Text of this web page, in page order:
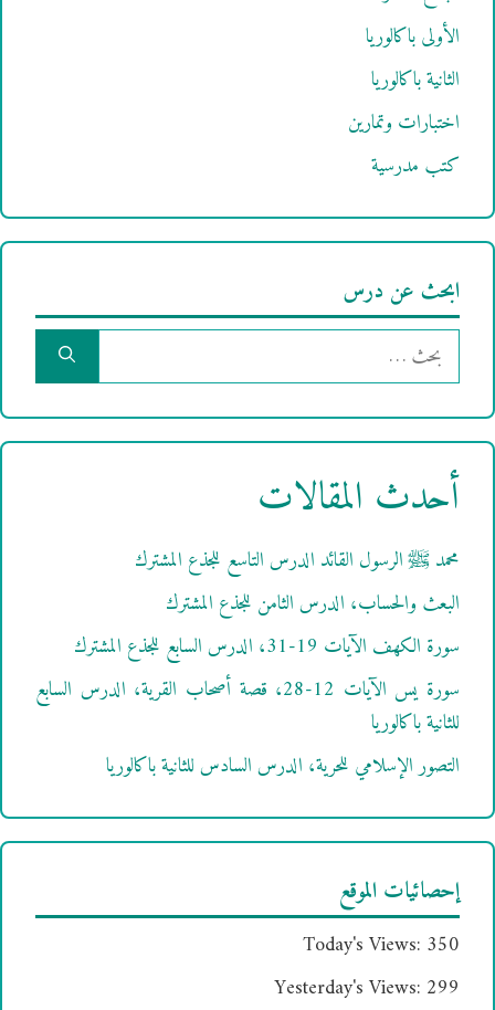
الأولى باكالوريا
الثانية باكالوريا
اختبارات وتمارين
كتب مدرسية
ابحث عن درس
البحث
عن:
أحدث المقالات
محمد ﷺ الرسول القائد الدرس التاسع للجذع المشترك
البعث والحساب، الدرس الثامن للجذع المشترك
سورة الكهف الآيات 19-31، الدرس السابع للجذع المشترك
سورة يس الآيات 12-28، قصة أصحاب القرية، الدرس السابع
للثانية باكالوريا
التصور الإسلامي للحرية، الدرس السادس للثانية باكالوريا
إحصائيات الموقع
Today's Views: 350
Yesterday's Views: 299